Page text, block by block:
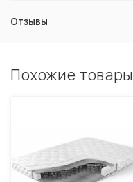
Отзывы
Похожие товары